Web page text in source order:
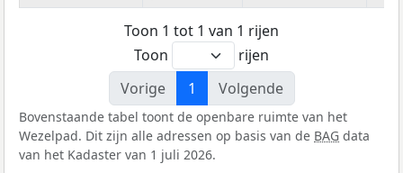
Toon 1 tot 1 van 1 rijen
Toon
rijen
Vorige
1 Volgende
Bovenstaande tabel toont de openbare ruimte van het
Wezelpad. Dit zijn alle adressen op basis van de BAG data
van het Kadaster van 1 juli 2026.